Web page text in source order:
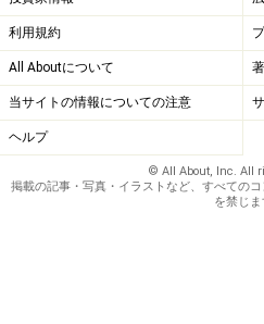
きたい音楽ジャンルを選択す
とさまざまなラジオ局が表示
てみたい局を選んでみよう。
AccuRadioがユニークなのは
曲の名前やジャケット画像、
名などが表示されるそのイン
利用規約
All Aboutについて
当サイトの情報についての注意
ヘルプ
© All About, Inc. All
掲載の記事・写真・イラストなど、すべての
を禁じま